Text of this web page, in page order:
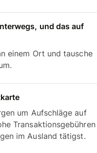
und das auf
einem Ort und tausche
um Aufschläge auf
Transaktionsgebühren
im Ausland tätigst.